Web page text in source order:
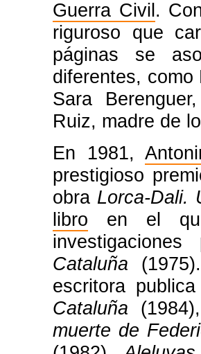
Guerra Civil.
riguroso que
páginas se
diferentes,
Sara
Ruiz, madre de
En 1981,
prestigioso
obra Lorca-Dali.
libro en el
Cataluña
escritora
Cataluña
muerte de